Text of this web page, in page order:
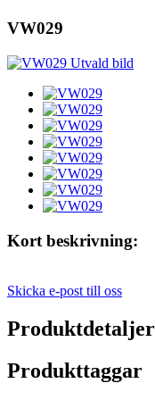
VW029
Kort beskrivning:
Skicka e-post till oss
Produktdetaljer
Produkttaggar